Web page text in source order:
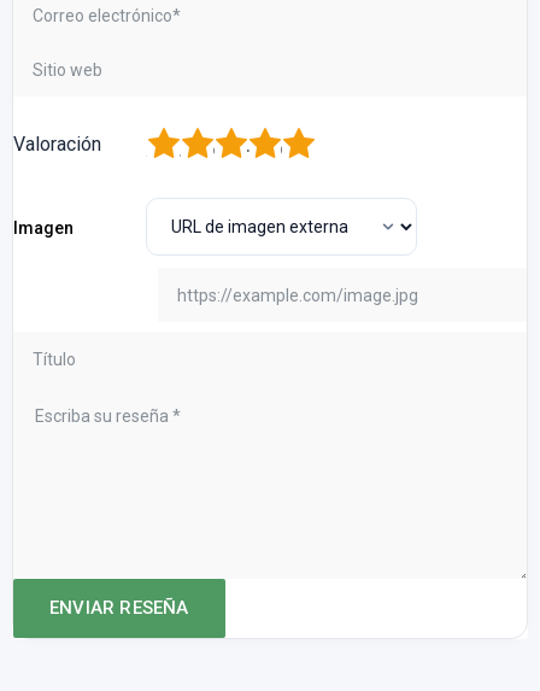
Valoración 5
4
3
2
Imagen